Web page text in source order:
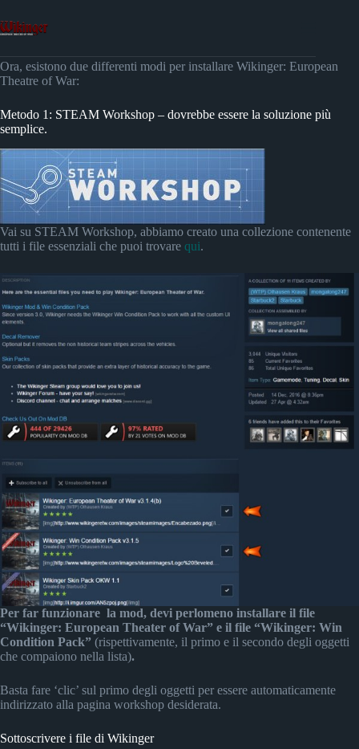
to
content
Ora, esistono due differenti modi per installare Wikinger: European
Theatre of War:
Metodo 1: STEAM Workshop – dovrebbe essere la soluzione più
semplice.
Vai su STEAM Workshop, abbiamo creato una collezione contenente
tutti i file essenziali che puoi trovare qui.
Per far funzionare la mod, devi perlomeno installare il file
“Wikinger: European Theater of War” e il file “Wikinger: Win
Condition Pack” (rispettivamente, il primo e il secondo degli oggetti
che compaiono nella lista).
Basta fare ‘clic’ sul primo degli oggetti per essere automaticamente
indirizzato alla pagina workshop desiderata.
Sottoscrivere i file di Wikinger